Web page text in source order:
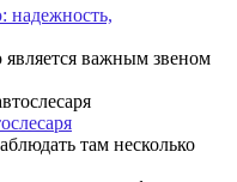
надежность,
является важным звеном
там несколько